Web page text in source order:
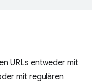
URLs entweder mit
mit regulären